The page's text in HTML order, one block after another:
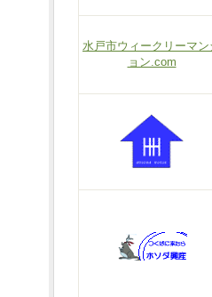
水戸市ウィークリーマン
ョン.com